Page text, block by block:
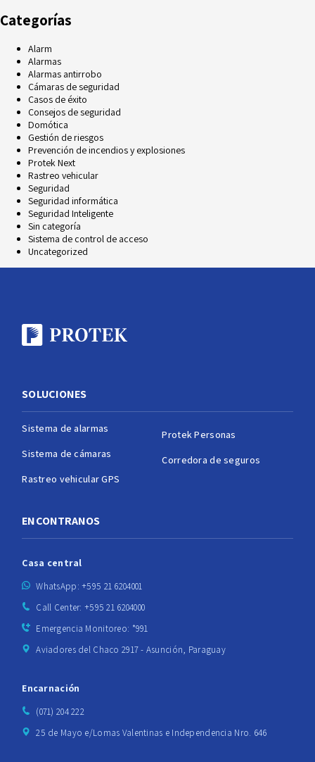
Categorías
Alarm
Alarmas
Alarmas antirrobo
Cámaras de seguridad
Casos de éxito
Consejos de seguridad
Domótica
Gestión de riesgos
Prevención de incendios y explosiones
Protek Next
Rastreo vehicular
Seguridad
Seguridad informática
Seguridad Inteligente
Sin categoría
Sistema de control de acceso
Uncategorized
SOLUCIONES
Sistema de alarmas
Sistema de cámaras
Rastreo vehicular GPS
Protek Personas
Corredora de seguros
ENCONTRANOS
Casa central
WhatsApp: +595 21 6204001
Call Center: +595 21 6204000
Emergencia Monitoreo: *991
Aviadores del Chaco 2917 - Asunción, Paraguay
Encarnación
(071) 204 222
25 de Mayo e/Lomas Valentinas e Independencia Nro. 646